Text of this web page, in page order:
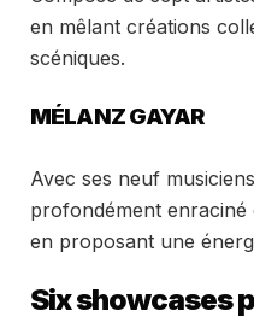
en mêlant créations
scéniques.
MÉLANZ GAYAR
Avec ses neuf
profondément enraciné
en proposant une
Six showcases